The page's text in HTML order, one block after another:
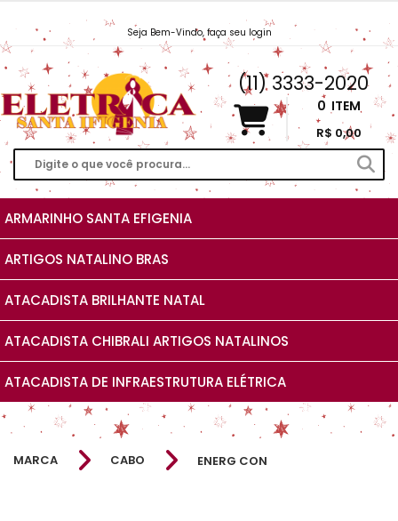
Seja Bem-Vindo, faça seu login
Vendas@EletricaSantaIfigenia.com.br
(11) 3333-2020
0 ITEM
R$ 0,00
ARMARINHO SANTA EFIGENIA
ARTIGOS NATALINO BRAS
ATACADISTA BRILHANTE NATAL
ATACADISTA CHIBRALI ARTIGOS NATALINOS
ATACADISTA DE INFRAESTRUTURA ELÉTRICA
MARCA CABO ENERG CON